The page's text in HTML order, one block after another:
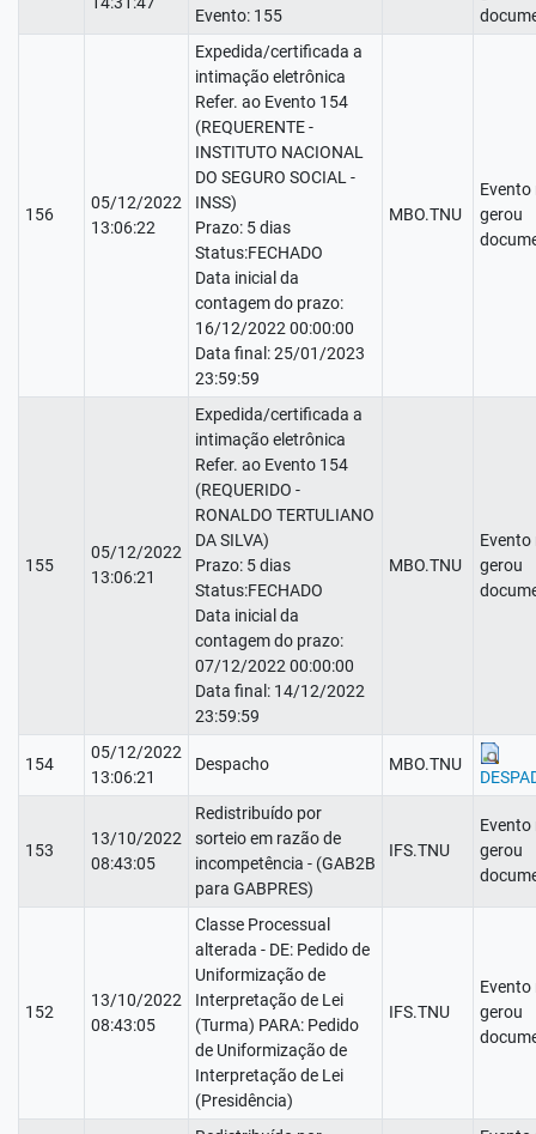
Evento: 155
156
05/12/2022
13:06:22
Expedida/certificada a
intimação eletrônica
Refer. ao Evento 154
(REQUERENTE -
INSTITUTO NACIONAL
DO SEGURO SOCIAL -
INSS)
Prazo: 5 dias
Status:FECHADO
Data inicial da
contagem do prazo:
16/12/2022 00:00:00
Data final: 25/01/2023
23:59:59
MBO.TNU
Evento
gerou
155
05/12/2022
13:06:21
Expedida/certificada a
intimação eletrônica
Refer. ao Evento 154
(REQUERIDO -
RONALDO TERTULIANO
DA SILVA)
Prazo: 5 dias
Status:FECHADO
Data inicial da
contagem do prazo:
07/12/2022 00:00:00
Data final: 14/12/2022
23:59:59
MBO.TNU
Evento
gerou
154
05/12/2022
13:06:21
Despacho MBO.TNU
153
13/10/2022
08:43:05
Redistribuído por
sorteio em razão de
incompetência - (GAB2B
para GABPRES)
IFS.TNU
Evento
gerou
152
13/10/2022
08:43:05
Classe Processual
alterada - DE: Pedido de
Uniformização de
Interpretação de Lei
(Turma) PARA: Pedido
de Uniformização de
Interpretação de Lei
(Presidência)
IFS.TNU
Evento
gerou